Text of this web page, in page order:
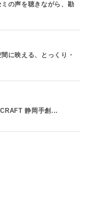
の声を聴きながら、勘
に映える、とっくり・
静岡手創...